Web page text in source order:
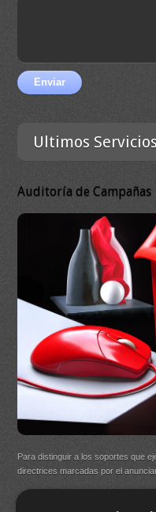
Enviar
Ultimos Servicios
Auditoría de Campañas
Para distinguir a los soportes que
directrices marcadas por el